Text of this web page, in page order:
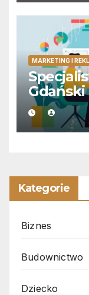
MARKETING I
Gdański
Kategorie
Biznes
Budownictwo
Dziecko